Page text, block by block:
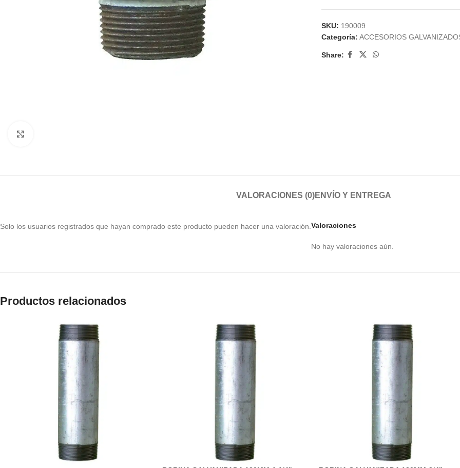
SKU: 190009
Categoría: ACCESORIOS
Share:
VALORACIONES (0)ENVÍO Y ENTREGA
Valoraciones
No hay valoraciones aún.
Solo los usuarios registrados que hayan comprado este producto pueden hacer una valoración.
Productos relacionados